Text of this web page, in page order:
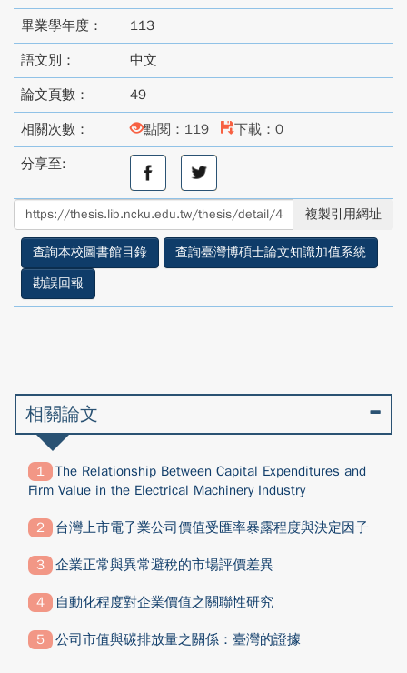
畢業學年度： 113
語文別： 中文
論文頁數： 49
相關次數： 點閱：119 下載：0
分享至:
分
至
facebook
分
享
至
twitter
複製引用網址
查詢本校圖書館目錄
查詢臺灣博碩士論文知識加值系統
勘誤回報
相關論文
The Relationship Between Capital Expenditures and
Firm Value in the Electrical Machinery Industry
台灣上市電子業公司價值受匯率暴露程度與決定因子
企業正常與異常避稅的市場評價差異
自動化程度對企業價值之關聯性研究
公司市值與碳排放量之關係：臺灣的證據